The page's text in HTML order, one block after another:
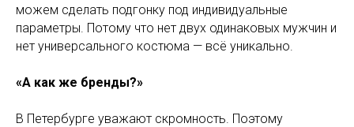
можем сделать подгонку под индивидуальные
параметры. Потому что нет двух одинаковых мужчин и
нет универсального костюма — всё уникально.
«А как же бренды?»
В Петербурге уважают скромность. Поэтому